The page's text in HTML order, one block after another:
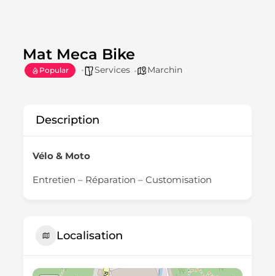
Mat Meca Bike
Popular Services Marchin
Description
Vélo & Moto
Entretien – Réparation – Customisation
Localisation